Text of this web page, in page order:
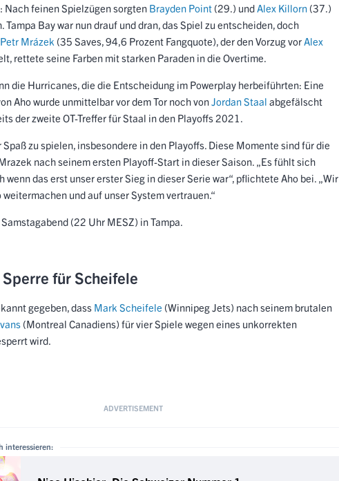
Nach feinen Spielzügen sorgten Brayden Point (29.) und Alex Killorn (37.)
Tampa Bay war nun drauf und dran, das Spiel zu entscheiden, doch
Petr Mrázek (35 Saves, 94,6 Prozent Fangquote), der den Vorzug vor Alex
rettete seine Farben mit starken Paraden in die Overtime.
die Hurricanes, die die Entscheidung im Powerplay herbeiführten: Eine
Aho wurde unmittelbar vor dem Tor noch von Jordan Staal abgefälscht
der zweite OT-Treffer für Staal in den Playoffs 2021.
Spaß zu spielen, insbesondere in den Playoffs. Diese Momente sind für die
nach seinem ersten Playoff-Start in dieser Saison. „Es fühlt sich
wenn das erst unser erster Sieg in dieser Serie war“, pflichtete Aho bei. „Wir
weitermachen und auf unser System vertrauen.“
(22 Uhr MESZ) in Tampa.
für Scheifele
gegeben, dass Mark Scheifele (Winnipeg Jets) nach seinem brutalen
(Montreal Canadiens) für vier Spiele wegen eines unkorrekten
wird.
interessieren: